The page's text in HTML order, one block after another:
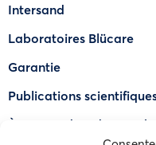
Intersand
Laboratoires Blücare
Garantie
Publications
À propos de OdourLock®